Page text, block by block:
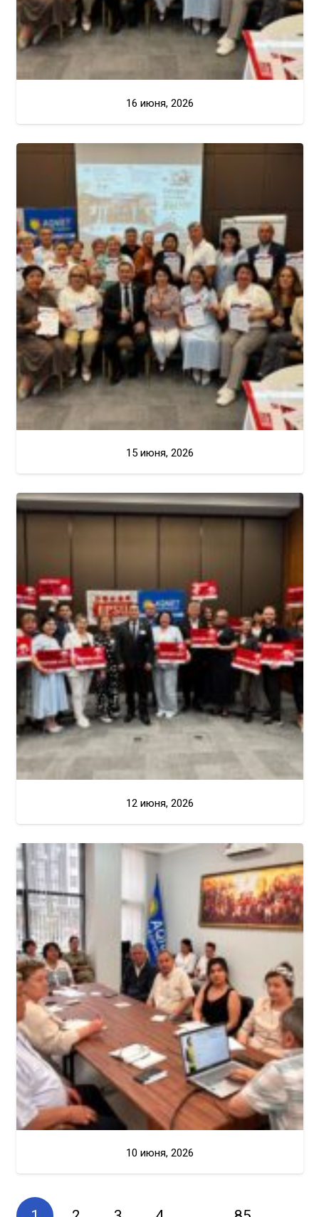
16 июня, 2026
15 июня, 2026
12 июня, 2026
10 июня, 2026